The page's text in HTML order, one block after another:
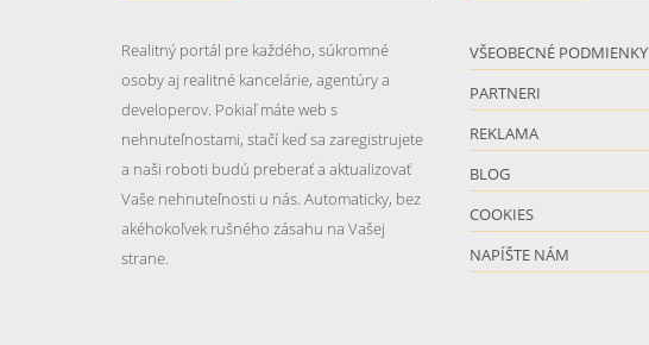
Realitný portál pre každého, súkromné
osoby aj realitné kancelárie, agentúry a
developerov. Pokiaľ máte web s
nehnuteľnostami, stačí keď sa zaregistrujete
a naši roboti budú preberať a aktualizovať
Vaše nehnuteľnosti u nás. Automaticky, bez
akéhokoľvek rušného zásahu na Vašej
strane.
VŠEOBECNÉ PODMIENKY
PARTNERI
REKLAMA
BLOG
COOKIES
NAPÍŠTE NÁM